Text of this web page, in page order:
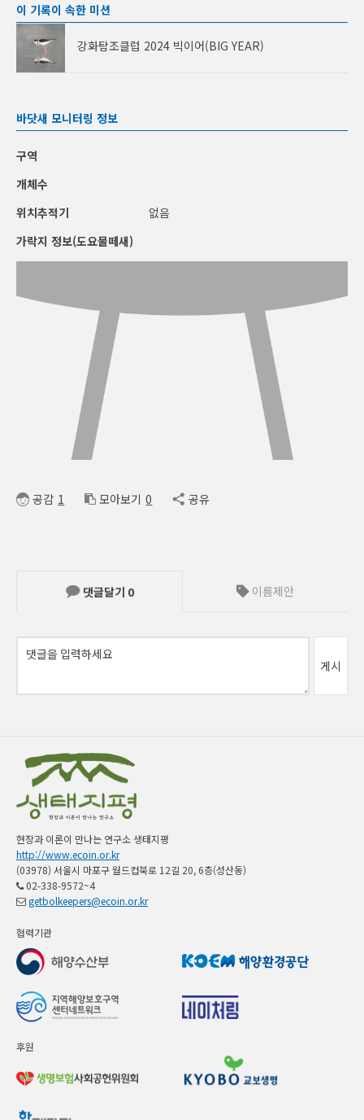
이 기록이 속한 미션
강화탐조클럽 2024 빅이어(BIG YEAR)
바닷새 모니터링 정보
구역
개체수
위치추적기
없음
가락지 정보(도요물떼새)
공감 1 모아보기 0 공유
댓글달기 0 이름제안
게시
현장과 이론이 만나는 연구소 생태지평
http://www.ecoin.or.kr
(03978) 서울시 마포구 월드컵북로 12길 20, 6층(성산동)
02-338-9572~4
getbolkeepers@ecoin.or.kr
협력기관
후원